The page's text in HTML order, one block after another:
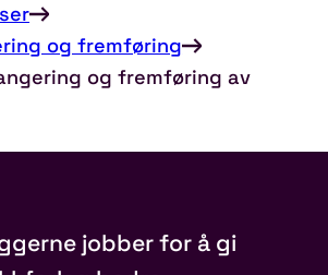
og fremføring
og fremføring av
jobber for å gi